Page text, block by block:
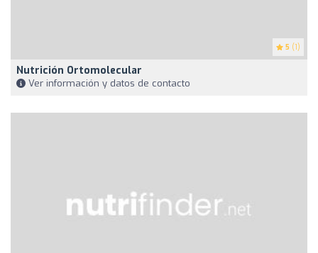
5 (1)
Nutrición Ortomolecular
Ver información y datos de contacto